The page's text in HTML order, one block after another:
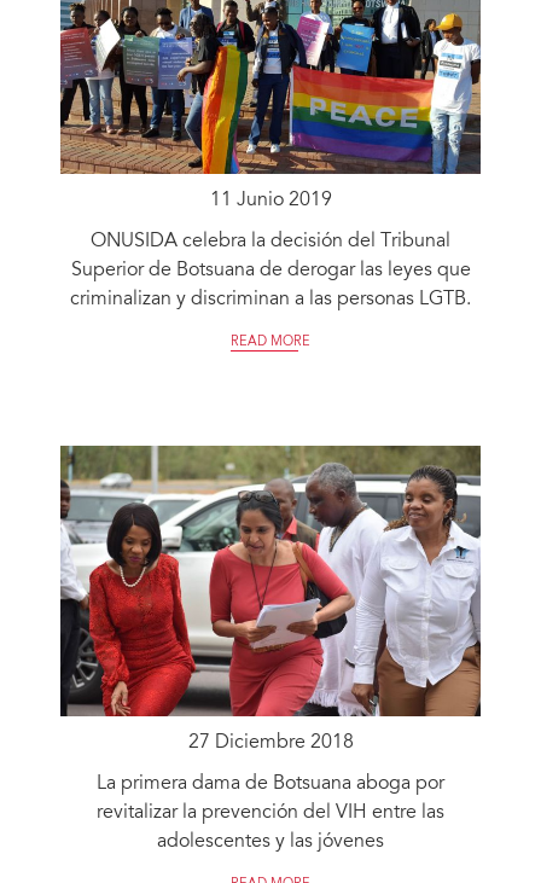
11 Junio 2019
ONUSIDA celebra la decisión del Tribunal
Superior de Botsuana de derogar las leyes que
criminalizan y discriminan a las personas LGTB.
READ MORE
27 Diciembre 2018
La primera dama de Botsuana aboga por
revitalizar la prevención del VIH entre las
adolescentes y las jóvenes